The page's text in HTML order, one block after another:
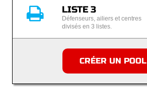
LISTE 3
Défenseurs, ailiers et centres
divisés en 3 listes.
CRÉER UN POOL